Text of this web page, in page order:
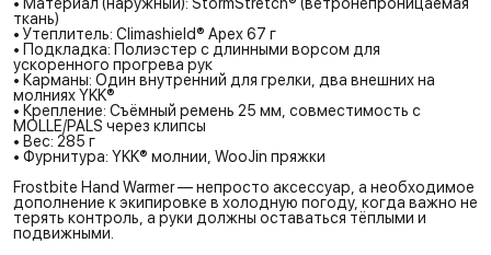
ткань)
• Утеплитель: Climashield® Apex 67 г
• Подкладка: Полиэстер с длинными ворсом для
ускоренного прогрева рук
• Карманы: Один внутренний для грелки, два внешних на
молниях YKK®
• Крепление: Съёмный ремень 25 мм, совместимость с
MOLLE/PALS через клипсы
• Вес: 285 г
• Фурнитура: YKK® молнии, WooJin пряжки
Frostbite Hand Warmer — непросто аксессуар, а необходимое
дополнение к экипировке в холодную погоду, когда важно не
терять контроль, а руки должны оставаться тёплыми и
подвижными.